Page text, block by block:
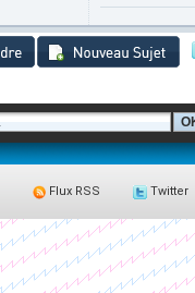
Flux RSS Twitter